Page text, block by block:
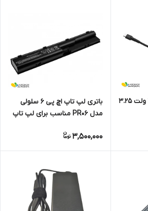
شارژر لپ تاپ اچ پی 20 ولت 3.25
باتری لپ تاپ اچ پی 6 سلولی
مدل PR06 مناسب برای لپ تاپ
4330s/4430s/4530s/4540s
3,500,000